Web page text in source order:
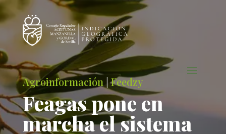
Agroinformación |Feedzy
Feagas pone en
marcha el sistema